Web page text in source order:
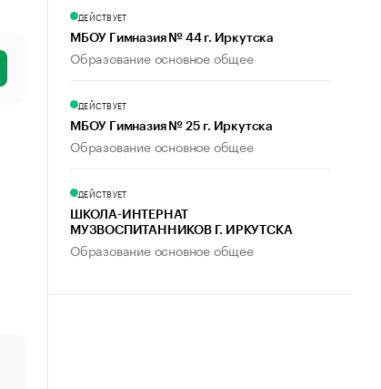
ДЕЙСТВУЕТ
МБОУ Гимназия № 44 г. Иркутска
Образование основное общее
ДЕЙСТВУЕТ
МБОУ Гимназия № 25 г. Иркутска
Образование основное общее
ДЕЙСТВУЕТ
ШКОЛА-ИНТЕРНАТ
МУЗВОСПИТАННИКОВ Г. ИРКУТСКА
Образование основное общее